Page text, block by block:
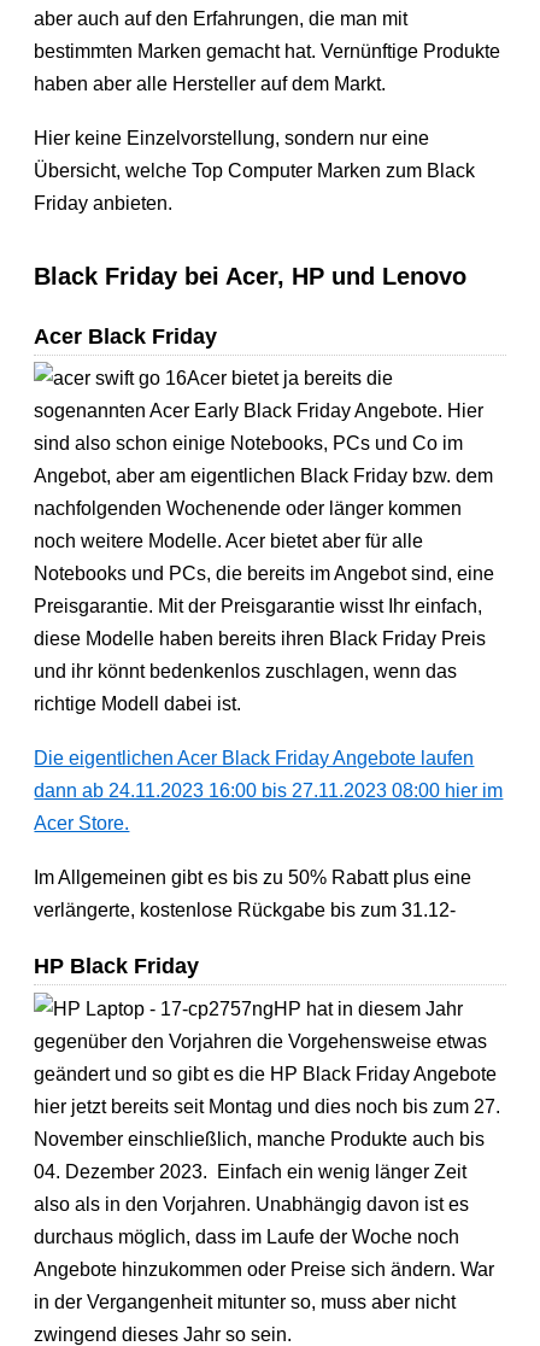
aber auch auf den Erfahrungen, die man mit
bestimmten Marken gemacht hat. Vernünftige Produkte
haben aber alle Hersteller auf dem Markt.
Hier keine Einzelvorstellung, sondern nur eine
Übersicht, welche Top Computer Marken zum Black
Friday anbieten.
Black Friday bei Acer, HP und Lenovo
Acer Black Friday
Acer bietet ja bereits die
sogenannten Acer Early Black Friday Angebote. Hier
sind also schon einige Notebooks, PCs und Co im
Angebot, aber am eigentlichen Black Friday bzw. dem
nachfolgenden Wochenende oder länger kommen
noch weitere Modelle. Acer bietet aber für alle
Notebooks und PCs, die bereits im Angebot sind, eine
Preisgarantie. Mit der Preisgarantie wisst Ihr einfach,
diese Modelle haben bereits ihren Black Friday Preis
und ihr könnt bedenkenlos zuschlagen, wenn das
richtige Modell dabei ist.
Die eigentlichen Acer Black Friday Angebote laufen
dann ab 24.11.2023 16:00 bis 27.11.2023 08:00 hier im
Acer Store.
Im Allgemeinen gibt es bis zu 50% Rabatt plus eine
verlängerte, kostenlose Rückgabe bis zum 31.12​-
HP Black Friday
HP hat in diesem Jahr
gegenüber den Vorjahren die Vorgehensweise etwas
geändert und so gibt es die HP Black Friday Angebote
hier jetzt bereits seit Montag und dies noch bis zum 27.
November einschließlich, manche Produkte auch bis
04. Dezember 2023. Einfach ein wenig länger Zeit
also als in den Vorjahren. Unabhängig davon ist es
durchaus möglich, dass im Laufe der Woche noch
Angebote hinzukommen oder Preise sich ändern. War
in der Vergangenheit mitunter so, muss aber nicht
zwingend dieses Jahr so sein.